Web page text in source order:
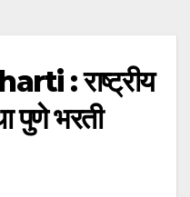
: राष्ट्रीय
पुणे भरती